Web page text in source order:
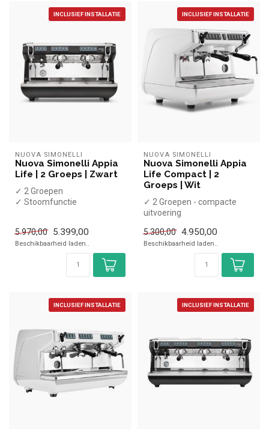
INCLUSIEF INSTALLATIE
NUOVA SIMONELLI
Nuova Simonelli Appia
Life | 2 Groeps | Zwart
✓ 2 Groepen
✓ Stoomfunctie
5.970,00
5.399,00
Beschikbaarheid laden..
INCLUSIEF INSTALLATIE
NUOVA SIMONELLI
Nuova Simonelli Appia
Life Compact | 2
Groeps | Wit
✓ 2 Groepen - compacte
uitvoering
✓ Warmhoudfunctie
✓ 230 Volt
5.300,00 4.950,00
Beschikbaarheid laden..
INCLUSIEF INSTALLATIE INCLUSIEF INSTALLATIE